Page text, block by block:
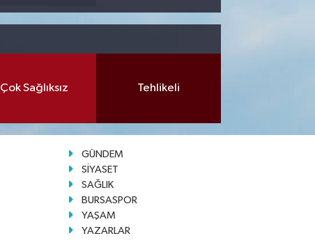
Çok Sağlıksız Tehlikeli
GÜNDEM
SİYASET
SAĞLIK
BURSASPOR
YAŞAM
YAZARLAR